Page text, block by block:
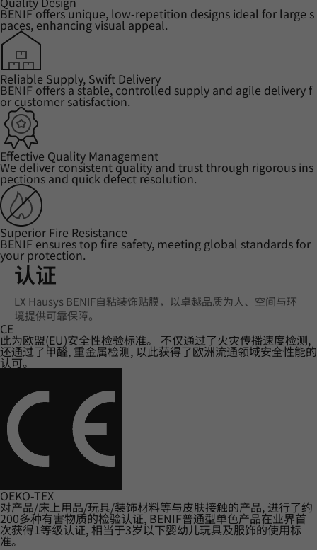
BENIF offers unique, low-repetition designs ideal for large s
paces, enhancing visual appeal.
Reliable Supply, Swift Delivery
BENIF offers a stable, controlled supply and agile delivery f
or customer satisfaction.
Effective Quality Management
We deliver consistent quality and trust through rigorous ins
pections and quick defect resolution.
Superior Fire Resistance
BENIF ensures top fire safety, meeting global standards for
your protection.
认证
LX Hausys BENIF自粘装饰贴膜，以卓越品质为人、空间与环
境提供可靠保障。
CE
此为欧盟(EU)安全性检验标准。 不仅通过了火灾传播速度检测,
还通过了甲醛, 重金属检测, 以此获得了欧洲流通领域安全性能的
认可。
OEKO-TEX
对产品/床上用品/玩具/装饰材料等与皮肤接触的产品, 进行了约
200多种有害物质的检验认证, BENIF普通型单色产品在业界首
次获得1等级认证, 相当于3岁以下婴幼儿玩具及服饰的使用标
准。